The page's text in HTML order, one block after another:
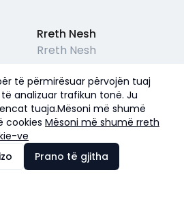
Rreth Nesh
Rreth Nesh
Kushtet ligjore
Termet & Kushtet
Politika e Privatësisë
2026
Kemi Shoes
Me ❤️ nga
të përmirësuar përvojën tuaj
analizuar trafikun tonë. Ju
tuaja.Mësoni më shumë
cookies Mësoni më shumë rreth
ve
Prano të gjitha